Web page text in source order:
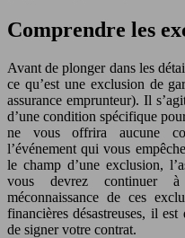
Comprendre les
Avant de plonger dans les
ce qu’est une exclusion de
assurance emprunteur). Il
d’une condition spécifique
ne vous offrira aucune
l’événement qui vous
le champ d’une exclusion,
vous devrez continuer
méconnaissance de ces
financières désastreuses, il
de signer votre contrat.